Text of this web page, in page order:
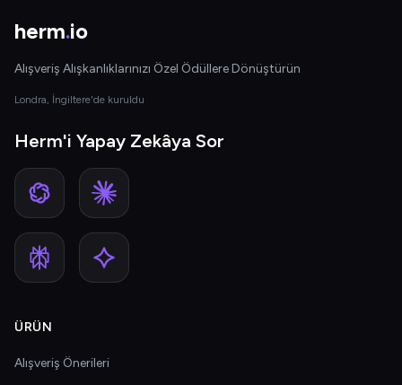
herm.io
Alışveriş Alışkanlıklarınızı Özel Ödüllere Dönüştürün
Londra, İngiltere'de kuruldu
Herm'i Yapay Zekâya Sor
ÜRÜN
Alışveriş Önerileri